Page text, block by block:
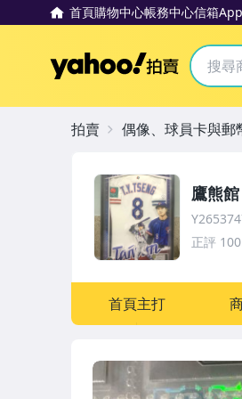
首頁購物中心帳務中心信箱
Yahoo拍
鷹熊館
正評
首頁主打
偶像、球員卡與郵幣
拍賣 偶像、球員卡與郵